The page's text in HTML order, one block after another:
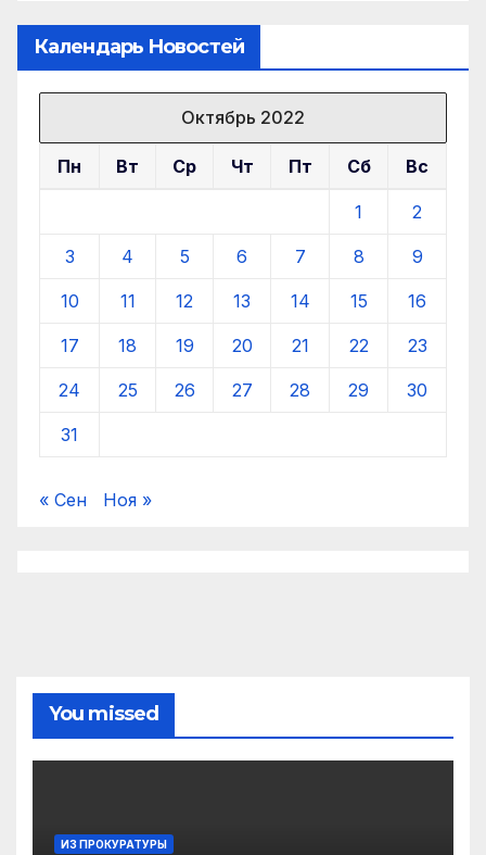
Календарь Новостей
Октябрь 2022
Пн Вт Ср Чт Пт Сб Вс
1 2
3 4 5 6 7 8 9
10 11 12 13 14 15 16
17 18 19 20 21 22 23
24 25 26 27 28 29 30
31
« Сен Ноя »
You missed
ИЗ ПРОКУРАТУРЫ